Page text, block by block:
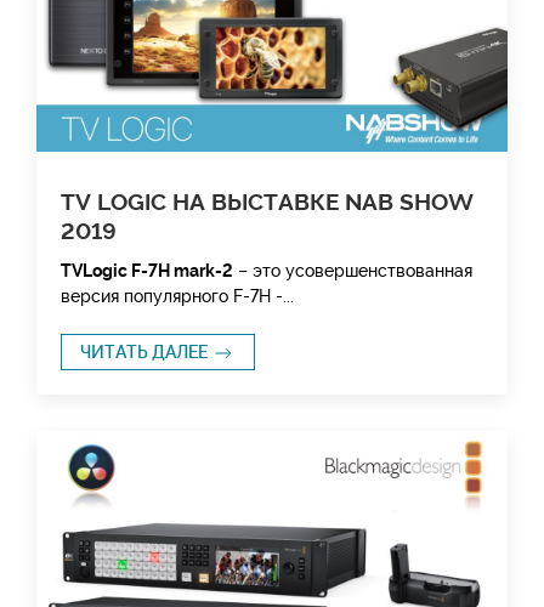
TV LOGIC НА ВЫСТАВКЕ NAB SHOW
2019
TVLogic F-7H mark-2 – это усовершенствованная
версия популярного F-7H -...
ЧИТАТЬ ДАЛЕЕ